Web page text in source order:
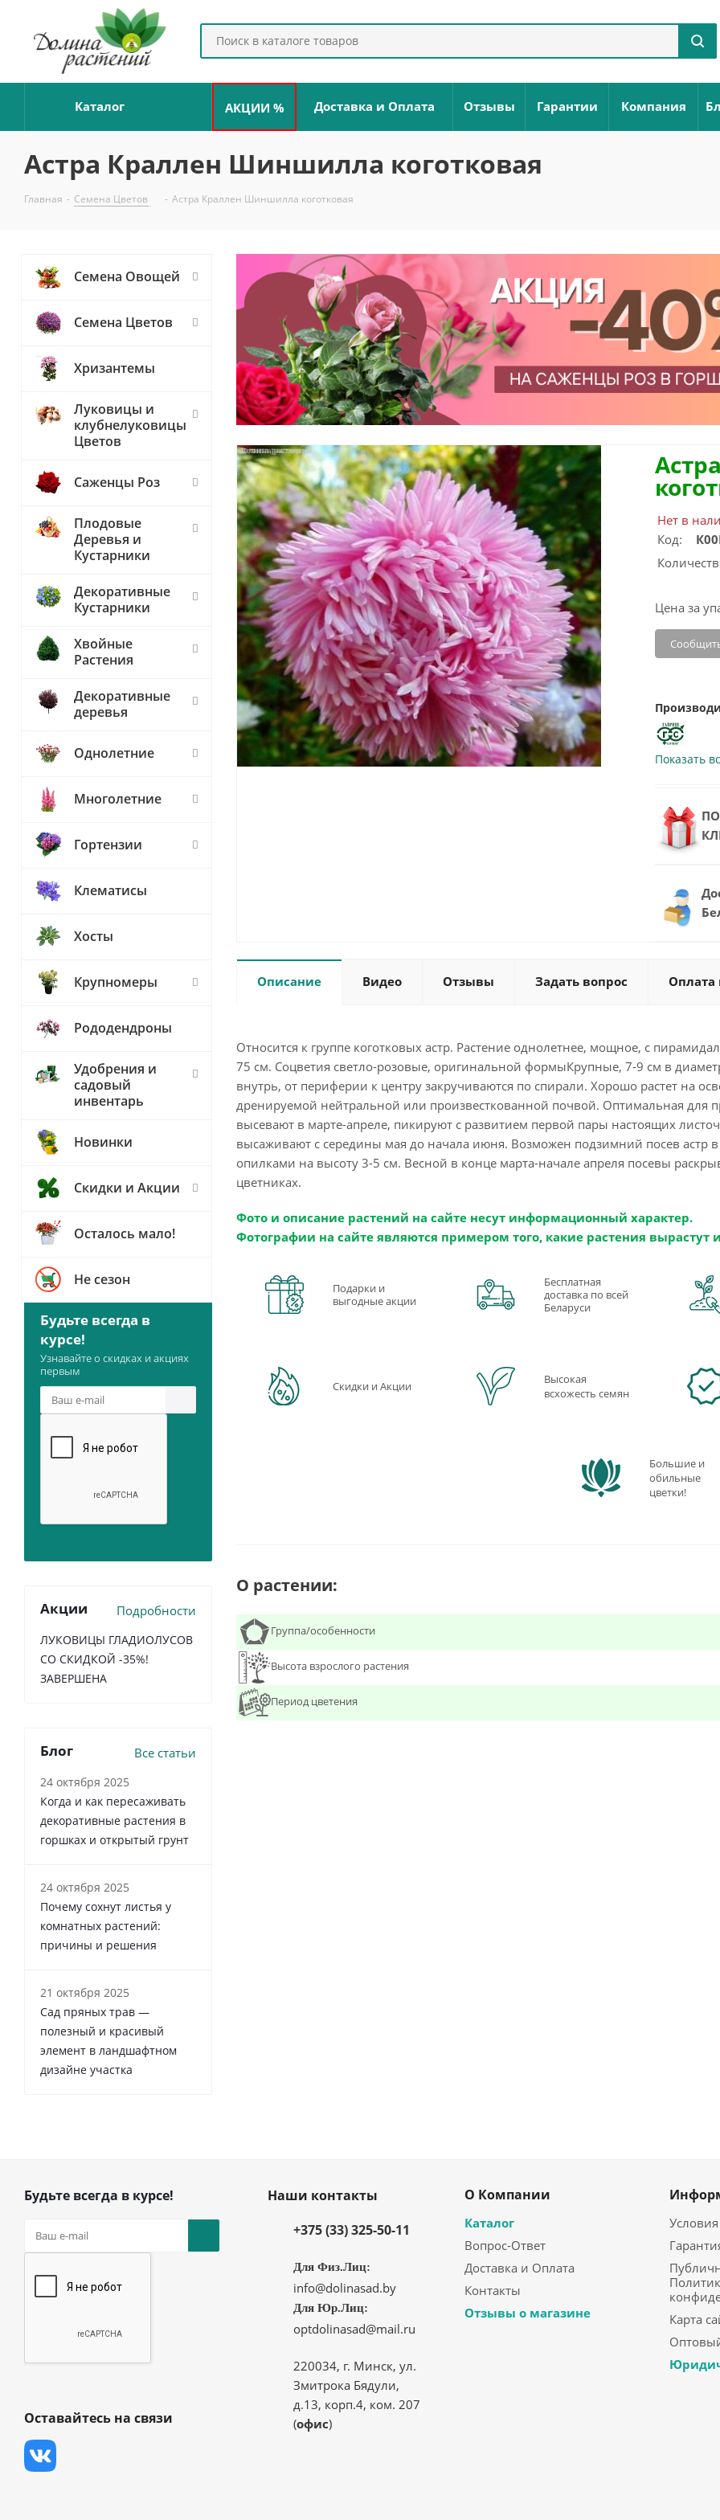
Каталог АКЦИИ % Доставка и Оплата Отзывы Гарантии Компания
Астра Краллен Шиншилла коготковая
Главная - Семена Цветов - Астра Краллен Шиншилла коготковая
Нет в
Код:
Цена за
Показать
Описание Видео Отзывы Задать вопрос Оплата
Относится к группе коготковых астр. Растение однолетнее, мощное, с
75 см. Соцветия светло-розовые, оригинальной формыКрупные, 7-9 см в
внутрь, от периферии к центру закручиваются по спирали. Хорошо растет на
дренируемой нейтральной или произвесткованной почвой. Оптимальная для
высевают в марте-апреле, пикируют с развитием первой пары настоящих
высаживают с середины мая до начала июня. Возможен подзимний посев астр
опилками на высоту 3-5 см. Весной в конце марта-начале апреля посевы
цветниках.
Фото и описание растений на сайте несут информационный характер.
Фотографии на сайте являются примером того, какие растения вырастут
Подарки и
выгодные акции
Бесплатная
доставка по всей
Беларуси
Скидки и Акции
Высокая
всхожесть семян
Большие и
обильные
цветки!
О растении:
Группа/особенности
Высота взрослого растения
Период цветения
Семена Овощей
Семена Цветов
Хризантемы
Луковицы и
клубнелуковицы
Цветов
Саженцы Роз
Плодовые
Деревья и
Кустарники
Декоративные
Кустарники
Хвойные
Растения
Декоративные
деревья
Однолетние
Многолетние
Гортензии
Клематисы
Хосты
Крупномеры
Рододендроны
Удобрения и
садовый
инвентарь
Новинки
Скидки и Акции
Осталось мало!
Не сезон
Будьте всегда в
курсе!
Узнавайте о скидках и акциях
первым
Акции Подробности
ЛУКОВИЦЫ ГЛАДИОЛУСОВ
СО СКИДКОЙ -35%!
ЗАВЕРШЕНА
Блог Все статьи
24 октября 2025
Когда и как пересаживать
декоративные растения в
горшках и открытый грунт
24 октября 2025
Почему сохнут листья у
комнатных растений:
причины и решения
21 октября 2025
Сад пряных трав —
полезный и красивый
элемент в ландшафтном
дизайне участка
Будьте всегда в курсе!
Оставайтесь на связи
Наши контакты
+375 (33) 325-50-11
Для Физ.Лиц:
info@dolinasad.by
Для Юр.Лиц:
optdolinasad@mail.ru
220034, г. Минск, ул.
Змитрока Бядули,
д.13, корп.4, ком. 207
(офис)
О Компании
Каталог
Вопрос-Ответ
Доставка и Оплата
Контакты
Отзывы о магазине
Карта